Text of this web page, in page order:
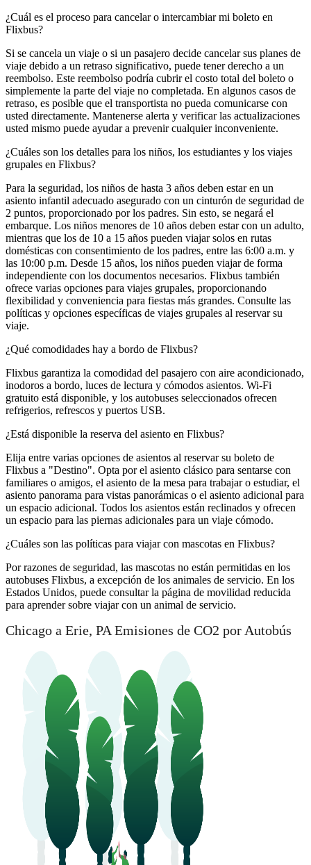
¿Cuál es el proceso para cancelar o intercambiar mi boleto en
Flixbus?
Si se cancela un viaje o si un pasajero decide cancelar sus planes de
viaje debido a un retraso significativo, puede tener derecho a un
reembolso. Este reembolso podría cubrir el costo total del boleto o
simplemente la parte del viaje no completada. En algunos casos de
retraso, es posible que el transportista no pueda comunicarse con
usted directamente. Mantenerse alerta y verificar las actualizaciones
usted mismo puede ayudar a prevenir cualquier inconveniente.
¿Cuáles son los detalles para los niños, los estudiantes y los viajes
grupales en Flixbus?
Para la seguridad, los niños de hasta 3 años deben estar en un
asiento infantil adecuado asegurado con un cinturón de seguridad de
2 puntos, proporcionado por los padres. Sin esto, se negará el
embarque. Los niños menores de 10 años deben estar con un adulto,
mientras que los de 10 a 15 años pueden viajar solos en rutas
domésticas con consentimiento de los padres, entre las 6:00 a.m. y
las 10:00 p.m. Desde 15 años, los niños pueden viajar de forma
independiente con los documentos necesarios. Flixbus también
ofrece varias opciones para viajes grupales, proporcionando
flexibilidad y conveniencia para fiestas más grandes. Consulte las
políticas y opciones específicas de viajes grupales al reservar su
viaje.
¿Qué comodidades hay a bordo de Flixbus?
Flixbus garantiza la comodidad del pasajero con aire acondicionado,
inodoros a bordo, luces de lectura y cómodos asientos. Wi-Fi
gratuito está disponible, y los autobuses seleccionados ofrecen
refrigerios, refrescos y puertos USB.
¿Está disponible la reserva del asiento en Flixbus?
Elija entre varias opciones de asientos al reservar su boleto de
Flixbus a "Destino". Opta por el asiento clásico para sentarse con
familiares o amigos, el asiento de la mesa para trabajar o estudiar, el
asiento panorama para vistas panorámicas o el asiento adicional para
un espacio adicional. Todos los asientos están reclinados y ofrecen
un espacio para las piernas adicionales para un viaje cómodo.
¿Cuáles son las políticas para viajar con mascotas en Flixbus?
Por razones de seguridad, las mascotas no están permitidas en los
autobuses Flixbus, a excepción de los animales de servicio. En los
Estados Unidos, puede consultar la página de movilidad reducida
para aprender sobre viajar con un animal de servicio.
Chicago a Erie, PA Emisiones de CO2 por Autobús